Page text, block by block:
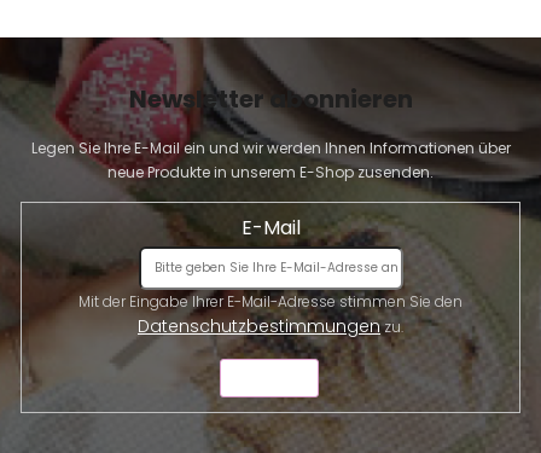
Newsletter abonnieren
Legen Sie Ihre E-Mail ein und wir werden Ihnen Informationen über
neue Produkte in unserem E-Shop zusenden.
E-Mail
Datenschutzbestimmungenzu.